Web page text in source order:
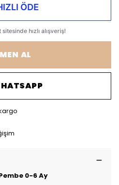
AL
0-6 Ay